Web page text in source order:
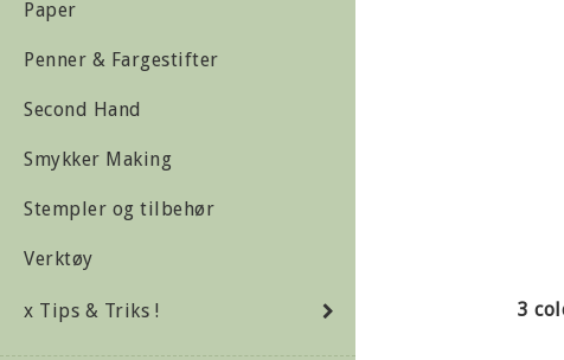
Paper
Penner & Fargestifter
Second Hand
Smykker Making
Stempler og tilbehør
Verktøy
x Tips & Triks ! 3